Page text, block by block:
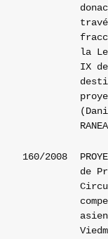
la
IX
160/2008
de